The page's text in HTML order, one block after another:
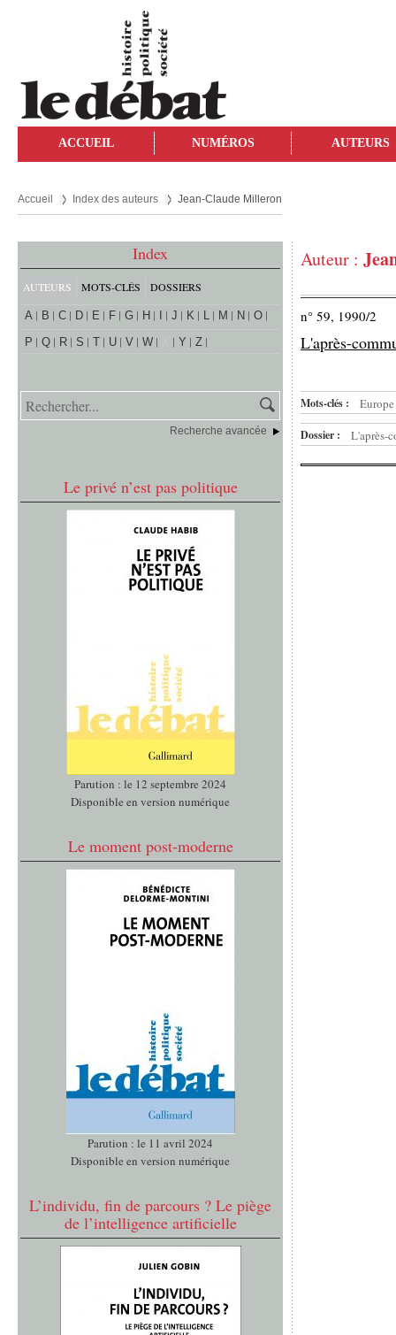
ACCUEIL NUMÉROS AUTEURS
Accueil Index des auteurs Jean-Claude Milleron
Index
AUTEURS MOTS-CLÉS DOSSIERS
A B C D E F G H J K L M N
O
P
Q R S T U V W Y Z
Recherche avancée
Le privé n’est pas politique
Parution : le 12 septembre 2024
Disponible en version numérique
Le moment post-moderne
Parution : le 11 avril 2024
Disponible en version numérique
L’individu, fin de parcours ? Le piège
de l’intelligence artificielle
Auteur :
n° 59, 1990/2
L'après-
Mots-clés :
Dossier : L'après-